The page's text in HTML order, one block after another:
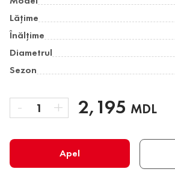
Lăţime
Înălţime
Diametrul
Sezon
- 1 + 2,195 MDL
Apel